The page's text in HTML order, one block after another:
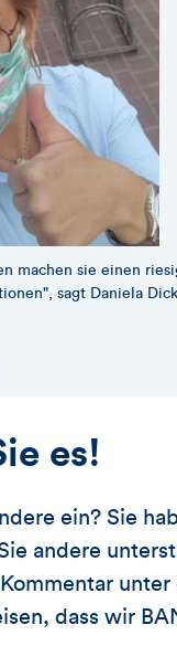
machen sie einen
sagt Daniela
es!
ein? Sie
andere
dass wir